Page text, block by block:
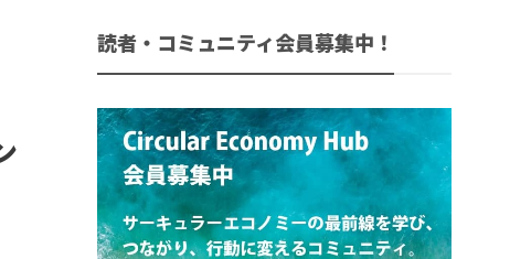
読者・コミュニティ会員募集中！